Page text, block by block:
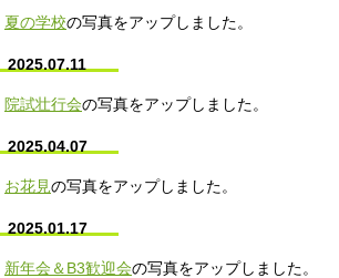
夏の学校の写真をアップしました。
2025.07.11
院試壮行会の写真をアップしました。
2025.04.07
お花見の写真をアップしました。
2025.01.17
新年会＆B3歓迎会の写真をアップしました。